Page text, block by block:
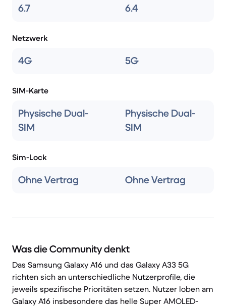
6.7 6.4
Netzwerk
4G 5G
SIM-Karte
Physische Dual-
SIM
Physische Dual-
SIM
Sim-Lock
Ohne Vertrag Ohne Vertrag
Was die Community denkt
Das Samsung Galaxy A16 und das Galaxy A33 5G
richten sich an unterschiedliche Nutzerprofile, die
jeweils spezifische Prioritäten setzen. Nutzer loben am
Galaxy A16 insbesondere das helle Super AMOLED-